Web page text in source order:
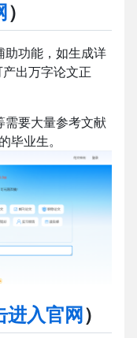
）
助功能，如生成详
出万字论文正
需要大量参考文献
毕业生。
进入官网 ）